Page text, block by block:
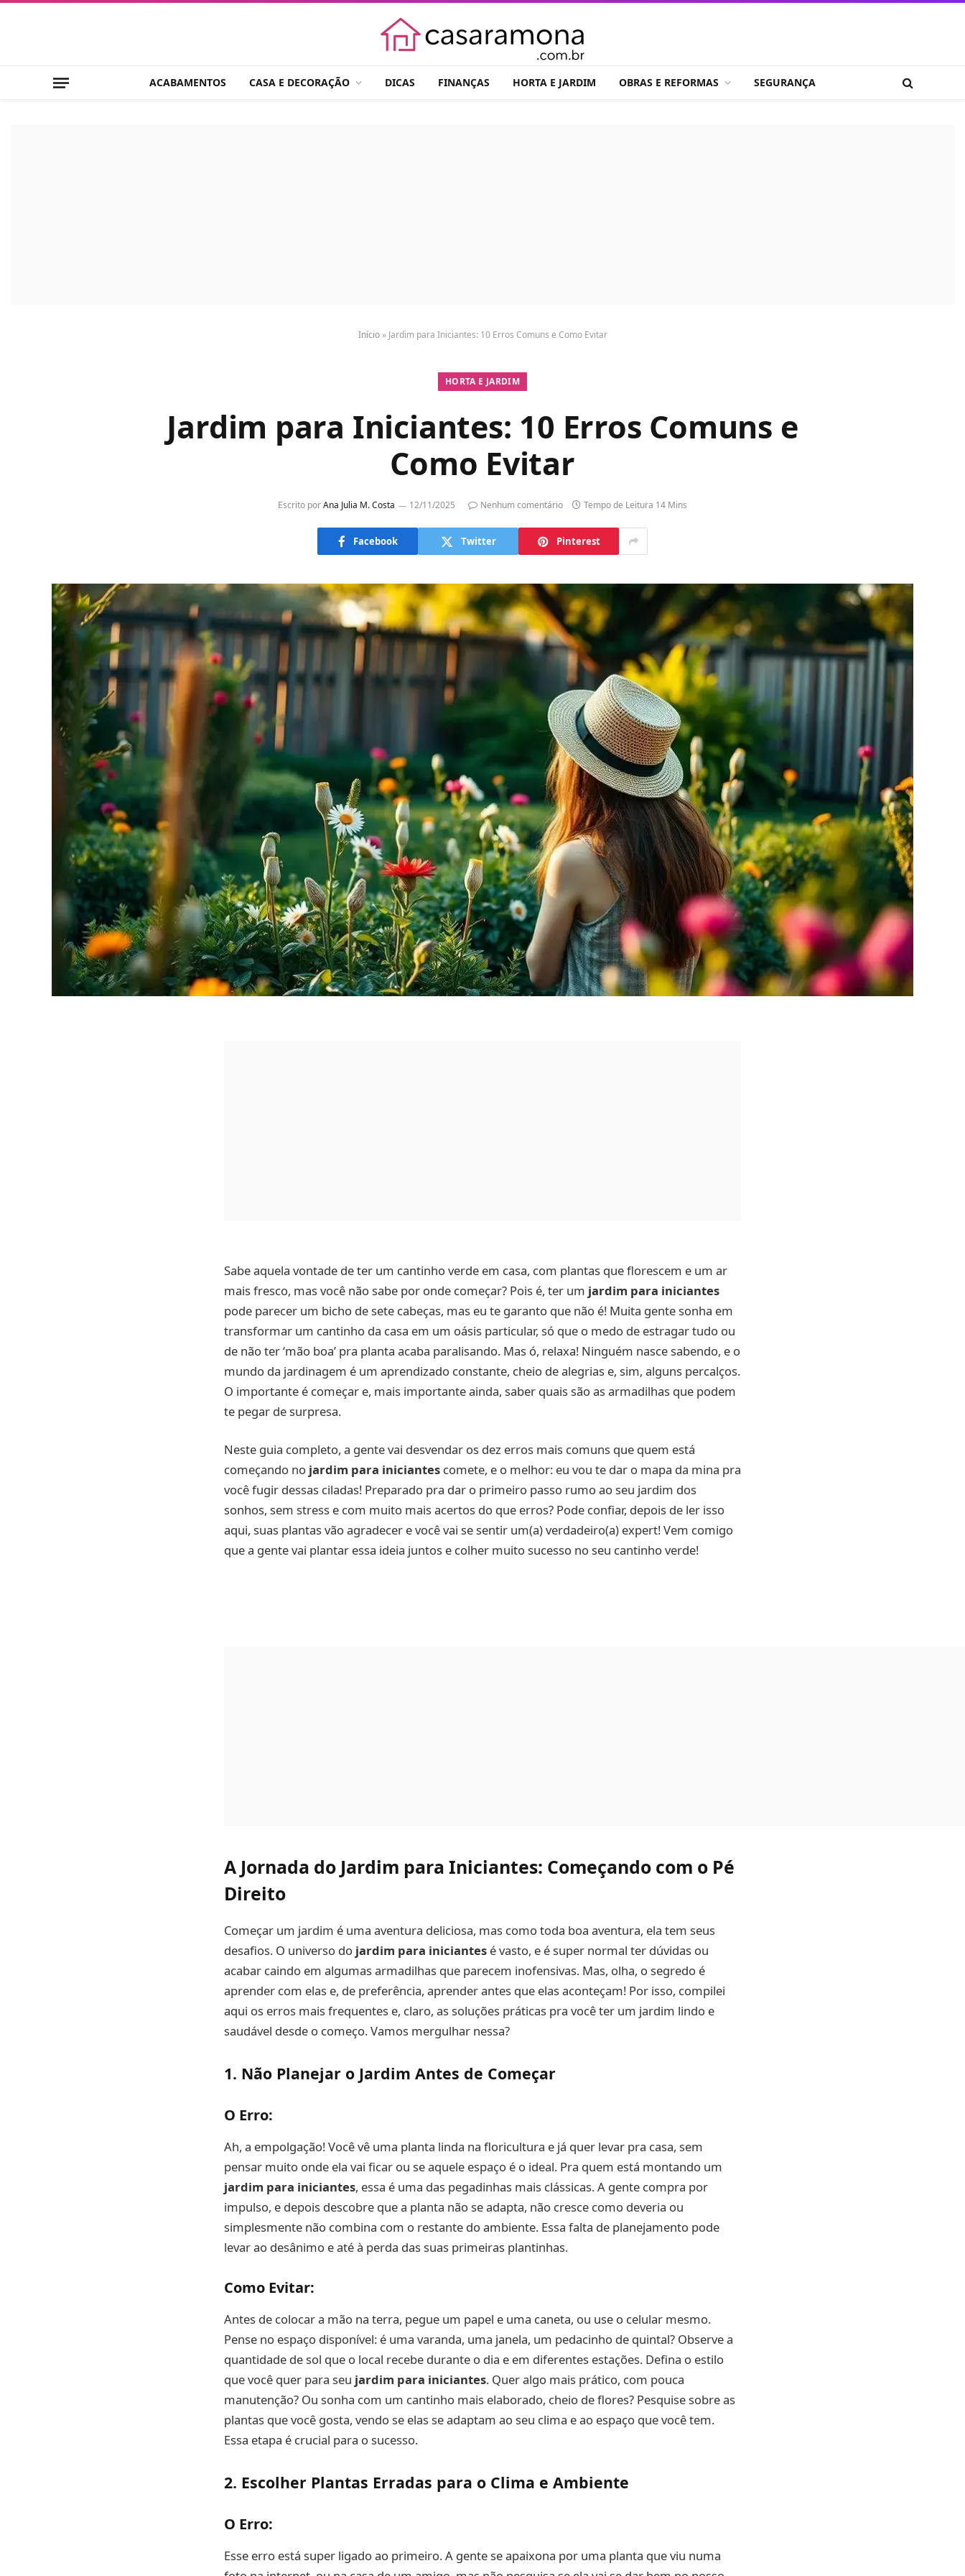
ACABAMENTOS CASA E DECORAÇÃO DICAS FINANÇAS HORTA E JARDIM OBRAS E REFORMAS SEGURANÇA
Início» Jardim para Iniciantes: 10 Erros Comuns e Como Evitar
HORTA E JARDIM
Jardim para Iniciantes: 10 Erros Comuns e
Como Evitar
Escrito porAna Julia M. Costa 12/11/2025 Nenhum comentário Tempo de Leitura 14 Mins
Facebook Twitter Pinterest
Sabe aquela vontade de ter um cantinho verde em casa, com plantas que florescem e um ar
mais fresco, mas você não sabe por onde começar? Pois é, ter um jardim para iniciantes
pode parecer um bicho de sete cabeças, mas eu te garanto que não é! Muita gente sonha em
transformar um cantinho da casa em um oásis particular, só que o medo de estragar tudo ou
de não ter ‘mão boa’ pra planta acaba paralisando. Mas ó, relaxa! Ninguém nasce sabendo, e o
mundo da jardinagem é um aprendizado constante, cheio de alegrias e, sim, alguns percalços.
O importante é começar e, mais importante ainda, saber quais são as armadilhas que podem
te pegar de surpresa.
Neste guia completo, a gente vai desvendar os dez erros mais comuns que quem está
começando no jardim para iniciantes comete, e o melhor: eu vou te dar o mapa da mina pra
você fugir dessas ciladas! Preparado pra dar o primeiro passo rumo ao seu jardim dos
sonhos, sem stress e com muito mais acertos do que erros? Pode confiar, depois de ler isso
aqui, suas plantas vão agradecer e você vai se sentir um(a) verdadeiro(a) expert! Vem comigo
que a gente vai plantar essa ideia juntos e colher muito sucesso no seu cantinho verde!
A Jornada do Jardim para Iniciantes: Começando com o Pé
Direito
Começar um jardim é uma aventura deliciosa, mas como toda boa aventura, ela tem seus
desafios. O universo do jardim para iniciantes é vasto, e é super normal ter dúvidas ou
acabar caindo em algumas armadilhas que parecem inofensivas. Mas, olha, o segredo é
aprender com elas e, de preferência, aprender antes que elas aconteçam! Por isso, compilei
aqui os erros mais frequentes e, claro, as soluções práticas pra você ter um jardim lindo e
saudável desde o começo. Vamos mergulhar nessa?
1. Não Planejar o Jardim Antes de Começar
O Erro:
Ah, a empolgação! Você vê uma planta linda na floricultura e já quer levar pra casa, sem
pensar muito onde ela vai ficar ou se aquele espaço é o ideal. Pra quem está montando um
jardim para iniciantes, essa é uma das pegadinhas mais clássicas. A gente compra por
impulso, e depois descobre que a planta não se adapta, não cresce como deveria ou
simplesmente não combina com o restante do ambiente. Essa falta de planejamento pode
levar ao desânimo e até à perda das suas primeiras plantinhas.
Como Evitar:
Antes de colocar a mão na terra, pegue um papel e uma caneta, ou use o celular mesmo.
Pense no espaço disponível: é uma varanda, uma janela, um pedacinho de quintal? Observe a
quantidade de sol que o local recebe durante o dia e em diferentes estações. Defina o estilo
que você quer para seu jardim para iniciantes. Quer algo mais prático, com pouca
manutenção? Ou sonha com um cantinho mais elaborado, cheio de flores? Pesquise sobre as
plantas que você gosta, vendo se elas se adaptam ao seu clima e ao espaço que você tem.
Essa etapa é crucial para o sucesso.
2. Escolher Plantas Erradas para o Clima e Ambiente
O Erro:
Esse erro está super ligado ao primeiro. A gente se apaixona por uma planta que viu numa